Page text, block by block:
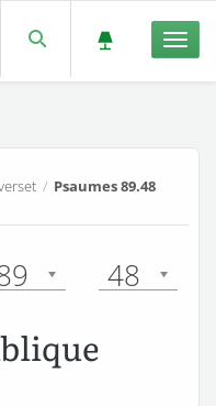
/ Psaumes 89.48
48